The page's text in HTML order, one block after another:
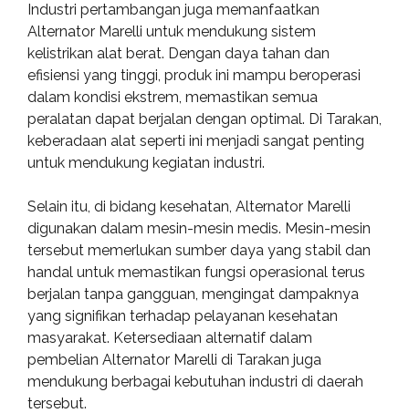
Industri pertambangan juga memanfaatkan
Alternator Marelli untuk mendukung sistem
kelistrikan alat berat. Dengan daya tahan dan
efisiensi yang tinggi, produk ini mampu beroperasi
dalam kondisi ekstrem, memastikan semua
peralatan dapat berjalan dengan optimal. Di Tarakan,
keberadaan alat seperti ini menjadi sangat penting
untuk mendukung kegiatan industri.
Selain itu, di bidang kesehatan, Alternator Marelli
digunakan dalam mesin-mesin medis. Mesin-mesin
tersebut memerlukan sumber daya yang stabil dan
handal untuk memastikan fungsi operasional terus
berjalan tanpa gangguan, mengingat dampaknya
yang signifikan terhadap pelayanan kesehatan
masyarakat. Ketersediaan alternatif dalam
pembelian Alternator Marelli di Tarakan juga
mendukung berbagai kebutuhan industri di daerah
tersebut.